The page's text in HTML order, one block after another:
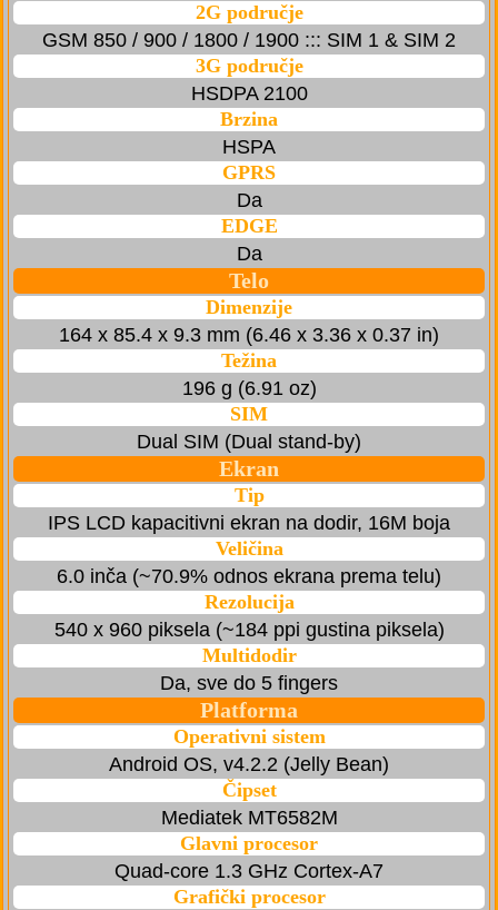
2G područje
GSM 850 / 900 / 1800 / 1900 ::: SIM 1 & SIM 2
3G područje
HSDPA 2100
Brzina
HSPA
GPRS
Da
EDGE
Da
Telo
Dimenzije
164 x 85.4 x 9.3 mm (6.46 x 3.36 x 0.37 in)
Težina
196 g (6.91 oz)
SIM
Dual SIM (Dual stand-by)
Ekran
Tip
IPS LCD kapacitivni ekran na dodir, 16M boja
Veličina
6.0 inča (~70.9% odnos ekrana prema telu)
Rezolucija
540 x 960 piksela (~184 ppi gustina piksela)
Multidodir
Da, sve do 5 fingers
Platforma
Operativni sistem
Android OS, v4.2.2 (Jelly Bean)
Čipset
Mediatek MT6582M
Glavni procesor
Quad-core 1.3 GHz Cortex-A7
Grafički procesor